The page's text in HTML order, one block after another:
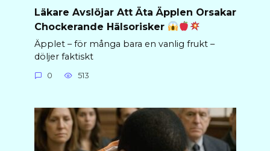
Läkare Avslöjar Att Äta Äpplen Orsakar
Chockerande Hälsorisker
Äpplet – för många bara en vanlig frukt –
döljer faktiskt
0 513